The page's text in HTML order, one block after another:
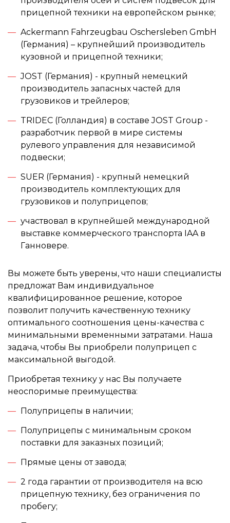
прицепной техники на европейском рынке;
Ackermann Fahrzeugbau Oschersleben GmbH
(Германия) – крупнейший производитель
кузовной и прицепной техники;
JOST (Германия) - крупный немецкий
производитель запасных частей для
грузовиков и трейлеров;
TRIDEC (Голландия) в составе JOST Group -
разработчик первой в мире системы
рулевого управления для независимой
подвески;
SUER (Германия) - крупный немецкий
производитель комплектующих для
грузовиков и полуприцепов;
участвовал в крупнейшей международной
выставке коммерческого транспорта IAA в
Ганновере.
Вы можете быть уверены, что наши специалисты
предложат Вам индивидуальное
квалифицированное решение, которое
позволит получить качественную технику
оптимального соотношения цены-качества с
минимальными временными затратами. Наша
задача, чтобы Вы приобрели полуприцеп с
максимальной выгодой.
Приобретая технику у нас Вы получаете
неоспоримые преимущества:
Полуприцепы в наличии;
Полуприцепы с минимальным сроком
поставки для заказных позиций;
Прямые цены от завода;
2 года гарантии от производителя на всю
прицепную технику, без ограничения по
пробегу;